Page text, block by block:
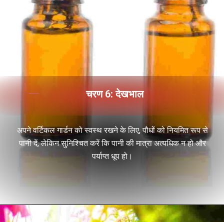
अपने वर्टिकल गार्डन को स्वस्थ रखने के लिए, पौधों को नियमित रूप से
पानी दें, लेकिन सुनिश्चित करें कि पानी की मात्रा अत्यधिक न हो और
पर्याप्त धूप हो।
चरण 6: देखभाल